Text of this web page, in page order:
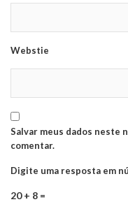
Webstie
Salvar meus dados neste
comentar.
Digite uma resposta em
20 + 8 =